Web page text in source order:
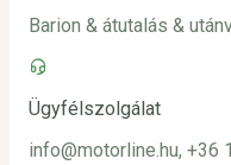
Barion & átutalás &
Ügyfélszolgálat
info@motorline.hu, +36